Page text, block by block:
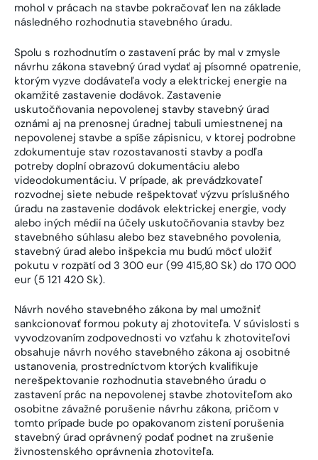
mohol v prácach na stavbe pokračovať len na základe
následného rozhodnutia stavebného úradu.
Spolu s rozhodnutím o zastavení prác by mal v zmysle
návrhu zákona stavebný úrad vydať aj písomné opatrenie,
ktorým vyzve dodávateľa vody a elektrickej energie na
okamžité zastavenie dodávok. Zastavenie
uskutočňovania nepovolenej stavby stavebný úrad
oznámi aj na prenosnej úradnej tabuli umiestnenej na
nepovolenej stavbe a spíše zápisnicu, v ktorej podrobne
zdokumentuje stav rozostavanosti stavby a podľa
potreby doplní obrazovú dokumentáciu alebo
videodokumentáciu. V prípade, ak prevádzkovateľ
rozvodnej siete nebude rešpektovať výzvu príslušného
úradu na zastavenie dodávok elektrickej energie, vody
alebo iných médií na účely uskutočňovania stavby bez
stavebného súhlasu alebo bez stavebného povolenia,
stavebný úrad alebo inšpekcia mu budú môcť uložiť
pokutu v rozpätí od 3 300 eur (99 415,80 Sk) do 170 000
eur (5 121 420 Sk).
Návrh nového stavebného zákona by mal umožniť
sankcionovať formou pokuty aj zhotoviteľa. V súvislosti s
vyvodzovaním zodpovednosti vo vzťahu k zhotoviteľovi
obsahuje návrh nového stavebného zákona aj osobitné
ustanovenia, prostredníctvom ktorých kvalifikuje
nerešpektovanie rozhodnutia stavebného úradu o
zastavení prác na nepovolenej stavbe zhotoviteľom ako
osobitne závažné porušenie návrhu zákona, pričom v
tomto prípade bude po opakovanom zistení porušenia
stavebný úrad oprávnený podať podnet na zrušenie
živnostenského oprávnenia zhotoviteľa.